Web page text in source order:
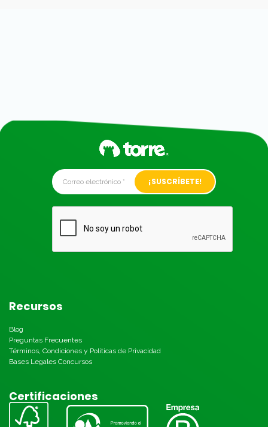
Alternative:
Recursos
Blog
Preguntas Frecuentes
Términos, Condiciones y Políticas de Privacidad
Bases Legales Concursos
Certificaciones